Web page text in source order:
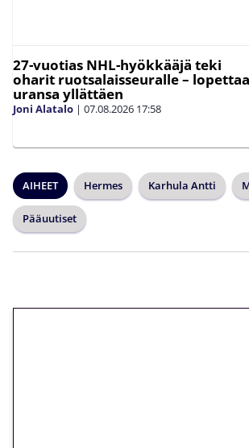
27-vuotias NHL-hyökkääjä teki
oharit ruotsalaisseuralle – lopettaa
uransa yllättäen
Joni Alatalo | 07.08.2026 17:58
AIHEET Hermes Karhula Antti
Pääuutiset